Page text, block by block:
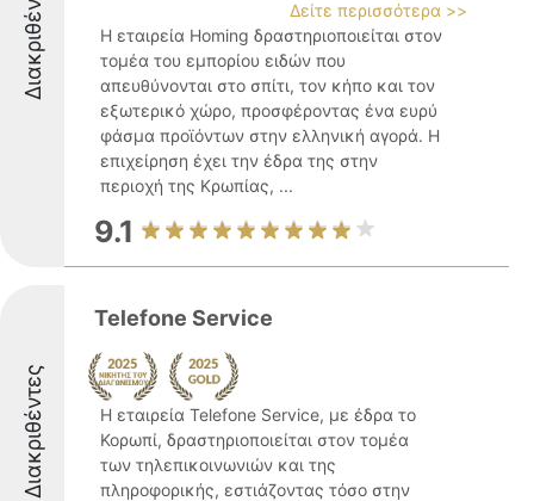
Διακριθέντες
Δείτε περισσότερα >>
Η εταιρεία Homing δραστηριοποιείται στον
τομέα του εμπορίου ειδών που
απευθύνονται στο σπίτι, τον κήπο και τον
εξωτερικό χώρο, προσφέροντας ένα ευρύ
φάσμα προϊόντων στην ελληνική αγορά. Η
επιχείρηση έχει την έδρα της στην
περιοχή της Κρωπίας, ...
9.1
Διακριθέντες
Telefone Service
Η εταιρεία Telefone Service, με έδρα το
Κορωπί, δραστηριοποιείται στον τομέα
των τηλεπικοινωνιών και της
πληροφορικής, εστιάζοντας τόσο στην